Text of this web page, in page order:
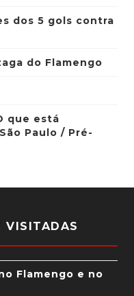
dos 5 gols contra
do Flamengo
que está
Paulo / Pré-
VISITADAS
Flamengo e no